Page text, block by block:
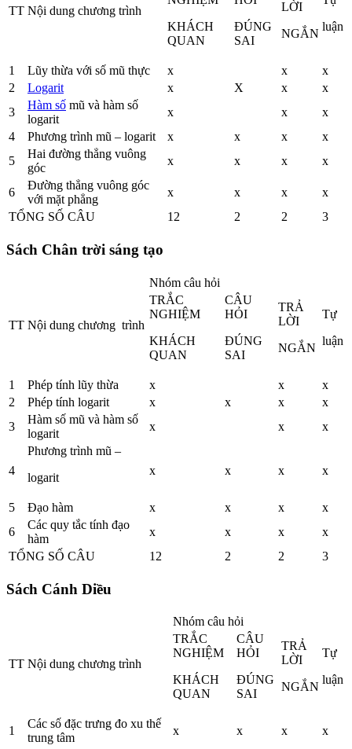
TT Nội dung chương trình
KHÁCH
QUAN
ĐÚNG
SAI
LỜI
NGẮN
luận
1 Lũy thừa với số mũ thực x x
x
2
Logarit x X x
x
3
Hàm số mũ và hàm số
logarit
x x
x
4
Phương trình mũ – logarit x x x
x
5
Hai đường thẳng vuông
góc
x x x x
6
Đường thẳng vuông góc
với mặt phẳng
x x x
x
TỔNG SỐ CÂU
12 2 2 3
Sách Chân trời sáng tạo
TT Nội dung chương trình
Nhóm câu hỏi
TRẮC
NGHIỆM
KHÁCH
QUAN
CÂU
HỎI
ĐÚNG
SAI
TRẢ
LỜI
NGẮN
Tự
luận
1 Phép tính lũy thừa x x
x
2
Phép tính logarit x x x
x
3
Hàm số mũ và hàm số
logarit
x x x
4
Phương trình mũ –
logarit
x x x x
5 Đạo hàm x x x
x
6
Các quy tắc tính đạo
hàm
x x x
x
TỔNG SỐ CÂU
12 2 2 3
Sách Cánh Diều
TT Nội dung chương trình
Nhóm câu hỏi
TRẮC
NGHIỆM
KHÁCH
QUAN
CÂU
HỎI
ĐÚNG
SAI
TRẢ
LỜI
NGẮN
Tự
luận
1
Các số đặc trưng đo xu thế
trung tâm
x x x
x